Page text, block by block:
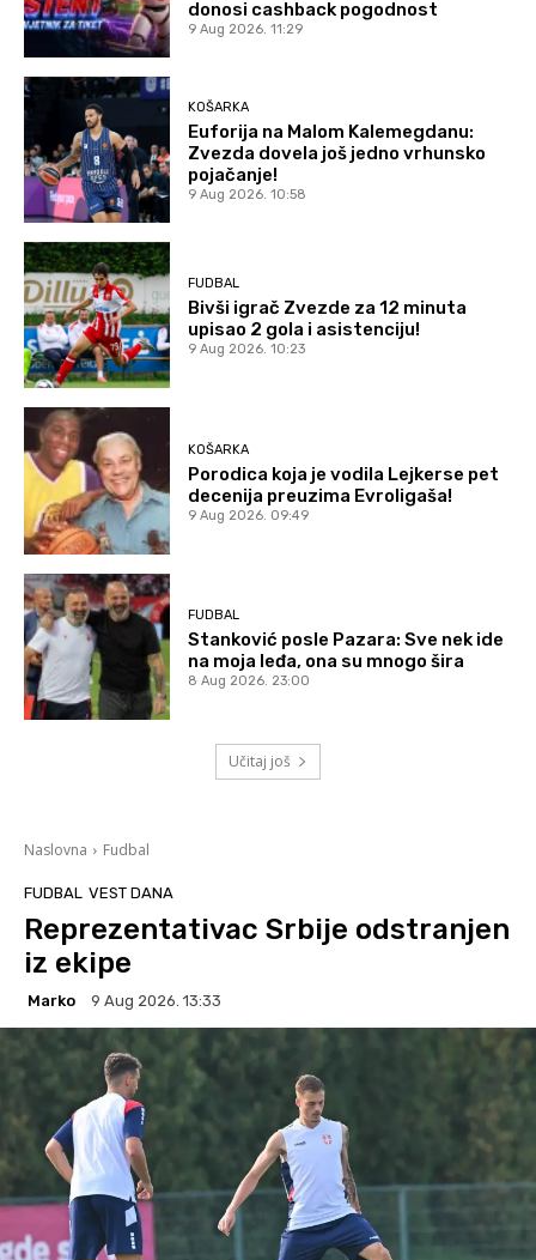
donosi cashback pogodnost
9 Aug 2026. 11:29
KOŠARKA
Euforija na Malom Kalemegdanu:
Zvezda dovela još jedno vrhunsko
pojačanje!
9 Aug 2026. 10:58
FUDBAL
Bivši igrač Zvezde za 12 minuta
upisao 2 gola i asistenciju!
9 Aug 2026. 10:23
KOŠARKA
Porodica koja je vodila Lejkerse pet
decenija preuzima Evroligaša!
9 Aug 2026. 09:49
FUDBAL
Stanković posle Pazara: Sve nek ide
na moja leđa, ona su mnogo šira
8 Aug 2026. 23:00
Učitaj još